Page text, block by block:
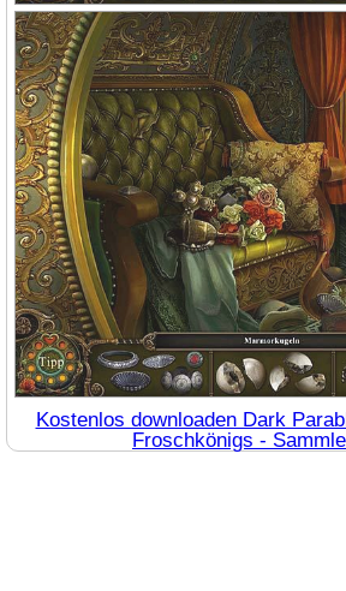
Kostenlos downloaden Dark
Froschkönigs -